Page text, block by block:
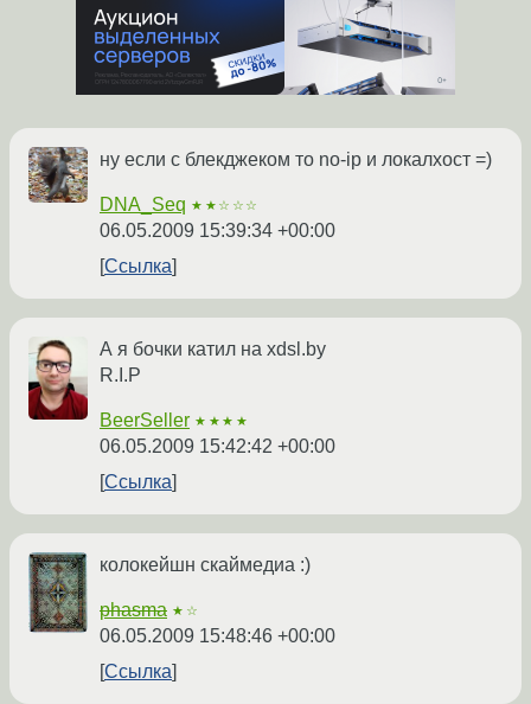
ну если с блекджеком то no-ip и локалхост =)
DNA_Seq ★★☆☆☆
06.05.2009 15:39:34 +00:00
Ссылка
А я бочки катил на xdsl.by
R.I.P
BeerSeller ★★★★
06.05.2009 15:42:42 +00:00
Ссылка
колокейшн скаймедиа :)
phasma ★☆
06.05.2009 15:48:46 +00:00
Ссылка